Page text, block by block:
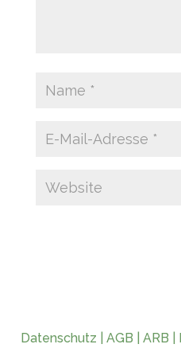
Datenschutz AGB ARB